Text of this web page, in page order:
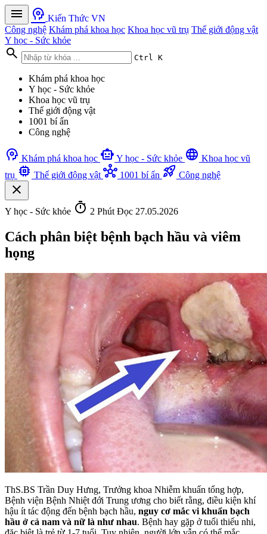
menu psychology Kiến Thức VN
Công nghệ Khám phá khoa học Khoa học vũ trụ Thế giới động vật
Y học - Sức khỏe
search Ctrl K
Khám phá khoa học
Y học - Sức khỏe
Khoa học vũ trụ
Thế giới động vật
1001 bí ẩn
Công nghệ
psychology Khám phá khoa học smart_toy Y học - Sức khỏe language Khoa học vũ
trụ memory Thế giới động vật hub 1001 bí ẩn rocket_launch Công nghệ
close
Y học - Sức khỏe timer 2 Phút Đọc 27.05.2026
Cách phân biệt bệnh bạch hầu và viêm
họng
ThS.BS Trần Duy Hưng, Trưởng khoa Nhiễm khuẩn tổng hợp,
Bệnh viện Bệnh Nhiệt đới Trung ương cho biết rằng, điều kiện khí
hậu ít tác động đến bệnh bạch hầu, nguy cơ mắc vi khuẩn bạch
hầu ở cả nam và nữ là như nhau. Bệnh hay gặp ở tuổi thiếu nhi,